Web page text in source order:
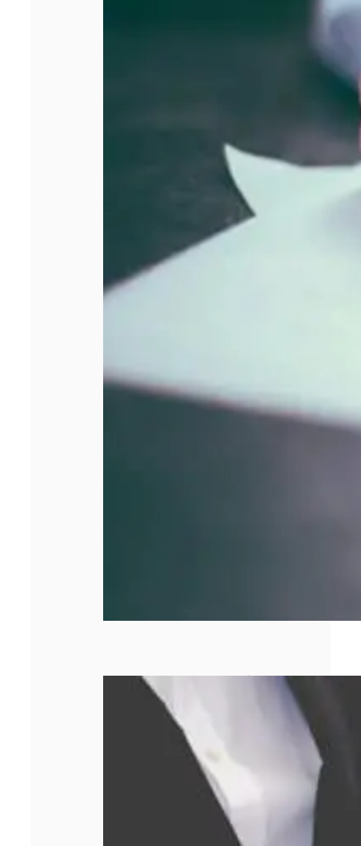
Comment obtenir
le meilleur prix
lors d’un rachat
d’or ?